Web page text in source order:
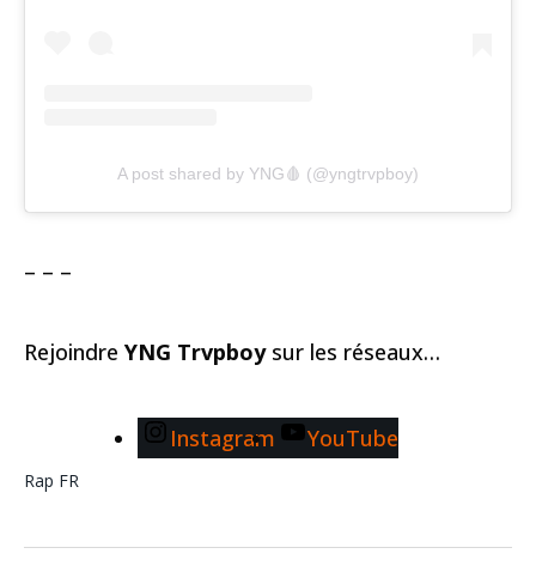
A post shared by YNG🩸 (@yngtrvpboy)
– – –
Rejoindre YNG Trvpboy sur les réseaux…
Instagram YouTube
Rap FR